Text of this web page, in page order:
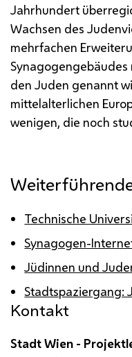
Jahrhundert
Wachsen des
mehrfachen
Synagogengebäudes
den Juden genannt
mittelalterlichen
wenigen, die noch
Technische
Synagogen-
Jüdinnen und
Stadtspaziergang:
Kontakt
Stadt Wien -